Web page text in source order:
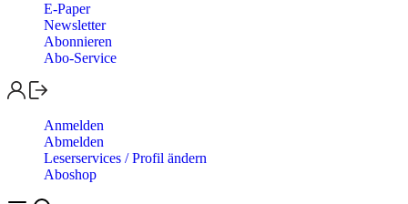
E-Paper
Newsletter
Abonnieren
Abo-Service
Anmelden
Abmelden
Leserservices / Profil ändern
Aboshop